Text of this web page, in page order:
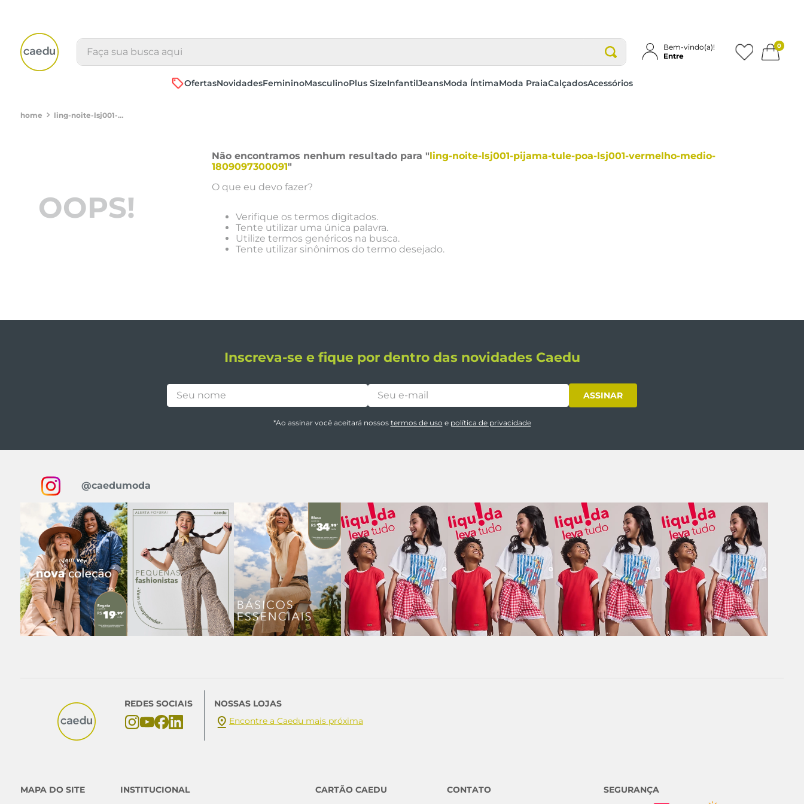
Faça sua busca aqui
Bem-vindo(a)!
Entre
0
OfertasNovidadesFemininoMasculinoPlus SizeInfantilJeansModa ÍntimaModa PraiaCalçadosAcessórios
ling-noite-lsj001-pijama-tule-poa-lsj001-vermelho-medio-1809097300091
OOPS!
Não encontramos nenhum resultado para "ling-noite-lsj001-pijama-tule-poa-lsj001-vermelho-medio-
1809097300091"
O que eu devo fazer?
Verifique os termos digitados.
Tente utilizar uma única palavra.
Utilize termos genéricos na busca.
Tente utilizar sinônimos do termo desejado.
Inscreva-se e fique por dentro das novidades Caedu
ASSINAR
*Ao assinar você aceitará nossos termos de uso e política de privacidade
@caedumoda
REDES SOCIAIS
NOSSAS LOJAS
Encontre a Caedu mais próxima
MAPA DO SITE INSTITUCIONAL CARTÃO CAEDU CONTATO SEGURANÇA